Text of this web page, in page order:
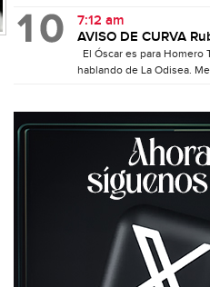
7:12 am
AVISO DE CURVA
El Óscar es para Homero
hablando de La Odisea.